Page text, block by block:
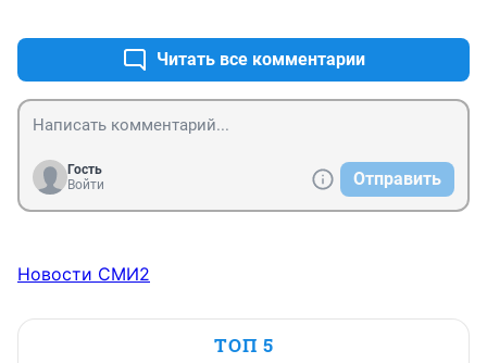
Читать все комментарии
Гость
Войти
Отправить
Новости СМИ2
ТОП 5